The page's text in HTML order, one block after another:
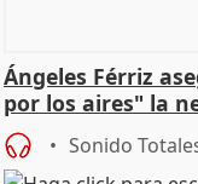
Ángeles Férriz
por los aires" la
SMA
Sonido